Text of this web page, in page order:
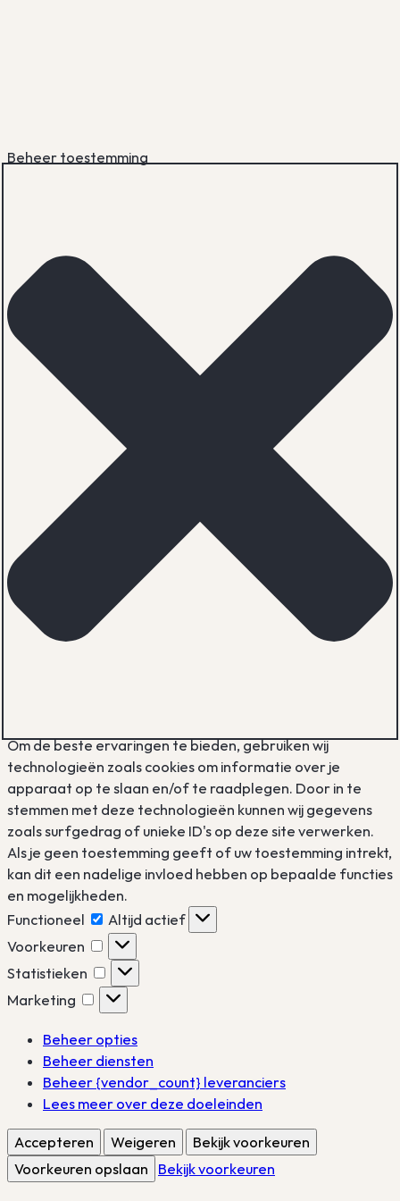
Beheer toestemming
Om de beste ervaringen te bieden, gebruiken wij
technologieën zoals cookies om informatie over je
apparaat op te slaan en/of te raadplegen. Door in te
stemmen met deze technologieën kunnen wij gegevens
zoals surfgedrag of unieke ID's op deze site verwerken.
Als je geen toestemming geeft of uw toestemming intrekt,
kan dit een nadelige invloed hebben op bepaalde functies
en mogelijkheden.
Functioneel
Functioneel
Altijd actief
Voorkeuren
Voorkeuren
Statistieken
Statistieken
Marketing
Marketing
Beheer opties
Beheer diensten
Beheer {vendor_count} leveranciers
Lees meer over deze doeleinden
Accepteren Weigeren
Bekijk voorkeuren
Voorkeuren opslaan
Bekijk voorkeuren